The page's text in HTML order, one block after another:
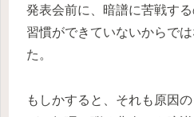
発表会前に、暗譜に苦戦す
習慣ができていないからで
た。
もしかすると、それも原因